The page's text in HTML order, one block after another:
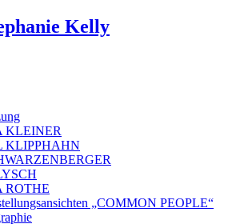
Kelly
KLEINER
KLIPPHAHN
ROTHE
„COMMON PEOPLE“